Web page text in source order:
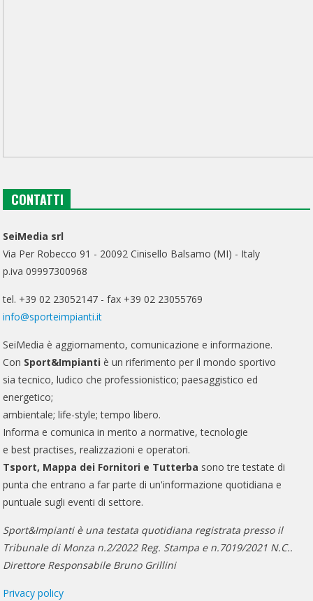
CONTATTI
SeiMedia srl
Via Per Robecco 91 - 20092 Cinisello Balsamo (MI) - Italy
p.iva 09997300968
tel. +39 02 23052147 - fax +39 02 23055769
info@sporteimpianti.it
SeiMedia è aggiornamento, comunicazione e informazione.
Con Sport&Impianti è un riferimento per il mondo sportivo
sia tecnico, ludico che professionistico; paesaggistico ed
energetico;
ambientale; life-style; tempo libero.
Informa e comunica in merito a normative, tecnologie
e best practises, realizzazioni e operatori.
Tsport, Mappa dei Fornitori e Tutterba sono tre testate di
punta che entrano a far parte di un'informazione quotidiana e
puntuale sugli eventi di settore.
Sport&Impianti è una testata quotidiana registrata presso il
Tribunale di Monza n.2/2022 Reg. Stampa e n.7019/2021 N.C..
Direttore Responsabile Bruno Grillini
Privacy policy